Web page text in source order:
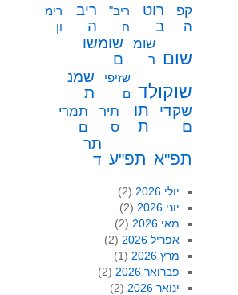
קפ
ה
רוט
ב
ריב"
ח
ריב
ה
רימ
ון
שום
שומ
ר
שומשו
ם
שוקולד
שזיפי
ם
שמנ
ת
שקדי
ם
תו
ת
תיר
ס
תמרי
ם
תפ"א תפ"ע
תר
ד
יולי 2026
(2)
יוני 2026
(2)
מאי 2026
(2)
אפריל 2026
(2)
מרץ 2026
(1)
פברואר 2026
(2)
ינואר 2026
(2)